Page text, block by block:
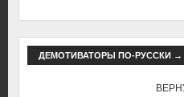
ДЕМОТИВАТОРЫ ПО-РУССКИ→